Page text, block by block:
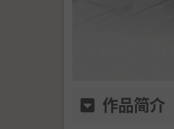
作品简介